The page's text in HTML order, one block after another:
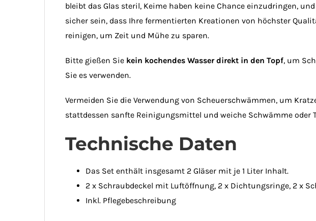
bleibt das Glas steril, Keime haben keine Chance einzudringen,
sicher sein, dass Ihre fermentierten Kreationen von höchster
reinigen, um Zeit und Mühe zu sparen.
Bitte gießen Sie kein kochendes Wasser direkt in den Topf, um
Sie es verwenden.
Vermeiden Sie die Verwendung von Scheuerschwämmen, um
stattdessen sanfte Reinigungsmittel und weiche Schwämme oder
Technische Daten
Das Set enthält insgesamt 2 Gläser mit je 1 Liter Inhalt.
2 x Schraubdeckel mit Luftöffnung, 2 x Dichtungsringe, 2 x
Inkl. Pflegebeschreibung